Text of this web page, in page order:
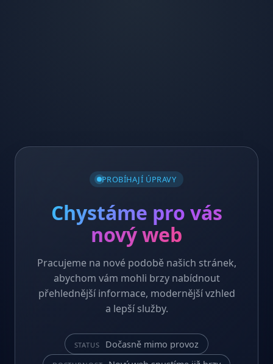
PROBÍHAJÍ ÚPRAVY
Chystáme pro vás
nový web
Pracujeme na nové podobě našich stránek,
abychom vám mohli brzy nabídnout
přehlednější informace, modernější vzhled
a lepší služby.
STATUS Dočasně mimo provoz